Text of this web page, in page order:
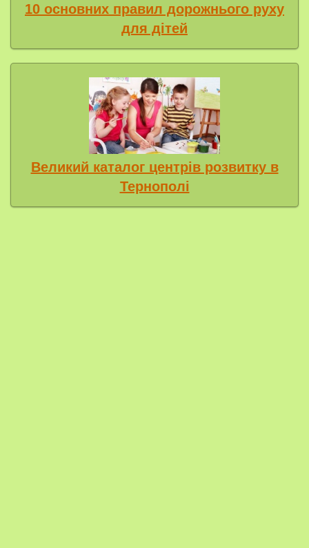
10 основних правил дорожнього руху
для дітей
Великий каталог центрів розвитку в
Тернополі